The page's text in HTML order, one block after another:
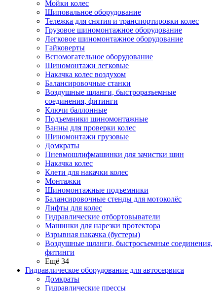
Мойки колес
Шиповальное оборудование
Тележка для снятия и транспортировки колес
Грузовое шиномонтажное оборудование
Легковое шиномонтажное оборудование
Гайковерты
Вспомогательное оборудование
Шиномонтажи легковые
Накачка колес воздухом
Балансировочные станки
Воздушные шланги, быстроразъемные
соединения, фитинги
Ключи баллонные
Подъемники шиномонтажные
Ванны для проверки колес
Шиномонтажи грузовые
Домкраты
Пневмошлифмашинки для зачистки шин
Накачка колес
Клети для накачки колес
Монтажки
Шиномонтажные подъемники
Балансировочные стенды для мотоколёс
Лифты для колес
Гидравлические отбортовыватели
Машинки для нарезки протектора
Взрывная накачка (бустеры)
Воздушные шланги, быстросъемные соединения,
фитинги
Ещё 34
Гидравлическое оборудование для автосервиса
Домкраты
Гидравлические прессы